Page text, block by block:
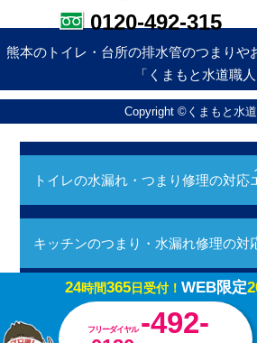
0120-492-315
熊本のトイレ・台所の排水管のつまりや
「くまもと水道職人
Copyright ©くまもと水
トイレの水漏れ・つまり修理の対応
キッチンのつまり・水漏れ修理の対
お風呂の水漏れ・つまり修理の対応
24時間365日受付！ WEB限定
フリーダイヤル -492-